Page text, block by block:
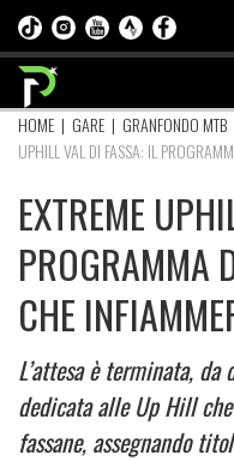
HOME | GARE | GRANFONDO MTB
UPHILL VAL DI FASSA: IL
EXTREME
PROGRAMMA
CHE
L’attesa è terminata,
dedicata alle Up Hill
fassane, assegnando